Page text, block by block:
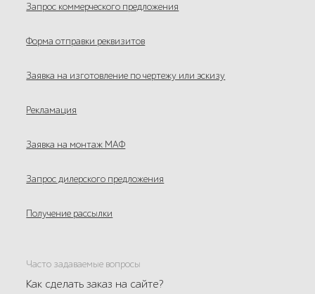
Запрос коммерческого предложения
Форма отправки реквизитов
Заявка на изготовление по чертежу или эскизу
Рекламация
Заявка на монтаж МАФ
Запрос дилерского предложения
Получение рассылки
Часто задаваемые вопросы
Как сделать заказ на сайте?